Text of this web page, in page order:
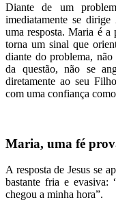
Diante de um
imediatamente se
uma resposta. Maria é
torna um sinal que
diante do problema,
da questão, não se
diretamente ao seu
com uma confiança
Maria, uma fé
A resposta de Jesus se
bastante fria e evasiva:
chegou a minha hora”.